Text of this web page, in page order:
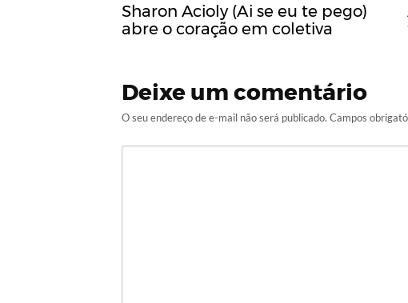
Sharon Acioly (Ai se eu te pego)
abre o coração em coletiva
Deixe um comentário
O seu endereço de e-mail não será publicado. Campos